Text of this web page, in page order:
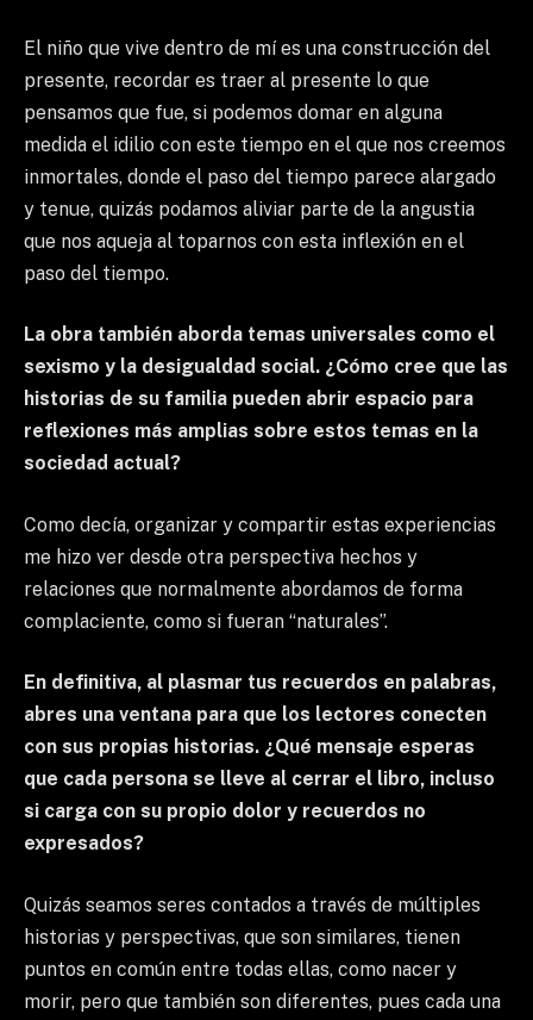
El niño que vive dentro de mí es una construcción del
presente, recordar es traer al presente lo que
pensamos que fue, si podemos domar en alguna
medida el idilio con este tiempo en el que nos creemos
inmortales, donde el paso del tiempo parece alargado
y tenue, quizás podamos aliviar parte de la angustia
que nos aqueja al toparnos con esta inflexión en el
paso del tiempo.
La obra también aborda temas universales como el
sexismo y la desigualdad social. ¿Cómo cree que las
historias de su familia pueden abrir espacio para
reflexiones más amplias sobre estos temas en la
sociedad actual?
Como decía, organizar y compartir estas experiencias
me hizo ver desde otra perspectiva hechos y
relaciones que normalmente abordamos de forma
complaciente, como si fueran “naturales”.
En definitiva, al plasmar tus recuerdos en palabras,
abres una ventana para que los lectores conecten
con sus propias historias. ¿Qué mensaje esperas
que cada persona se lleve al cerrar el libro, incluso
si carga con su propio dolor y recuerdos no
expresados?
Quizás seamos seres contados a través de múltiples
historias y perspectivas, que son similares, tienen
puntos en común entre todas ellas, como nacer y
morir, pero que también son diferentes, pues cada una